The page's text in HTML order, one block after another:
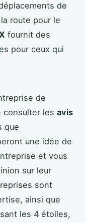
de
route pour le
fournit des
pour ceux qui
de
consulter les avis
que
une idée de
et vous
sur leur
sont
ainsi que
les 4 étoiles,